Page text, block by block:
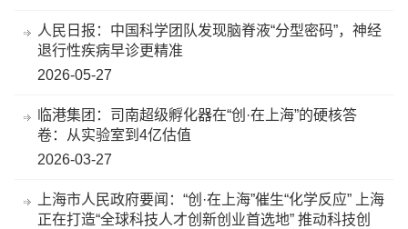
人民日报：中国科学团队发现脑脊液“分型密码”，神经
退行性疾病早诊更精准
2026-05-27
临港集团：司南超级孵化器在“创·在上海”的硬核答
卷：从实验室到4亿估值
2026-03-27
上海市人民政府要闻：“创·在上海”催生“化学反应” 上海
正在打造“全球科技人才创新创业首选地” 推动科技创